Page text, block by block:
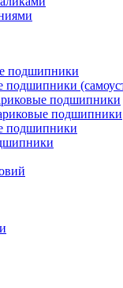
подшипники
подшипники
подшипники
подшипники
подшипники